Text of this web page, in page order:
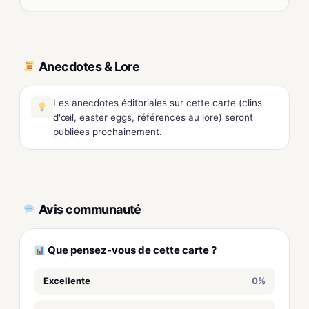
Anecdotes & Lore
Les anecdotes éditoriales sur cette carte (clins
d'œil, easter eggs, références au lore) seront
publiées prochainement.
Avis communauté
Que pensez-vous de cette carte ?
Excellente 0%